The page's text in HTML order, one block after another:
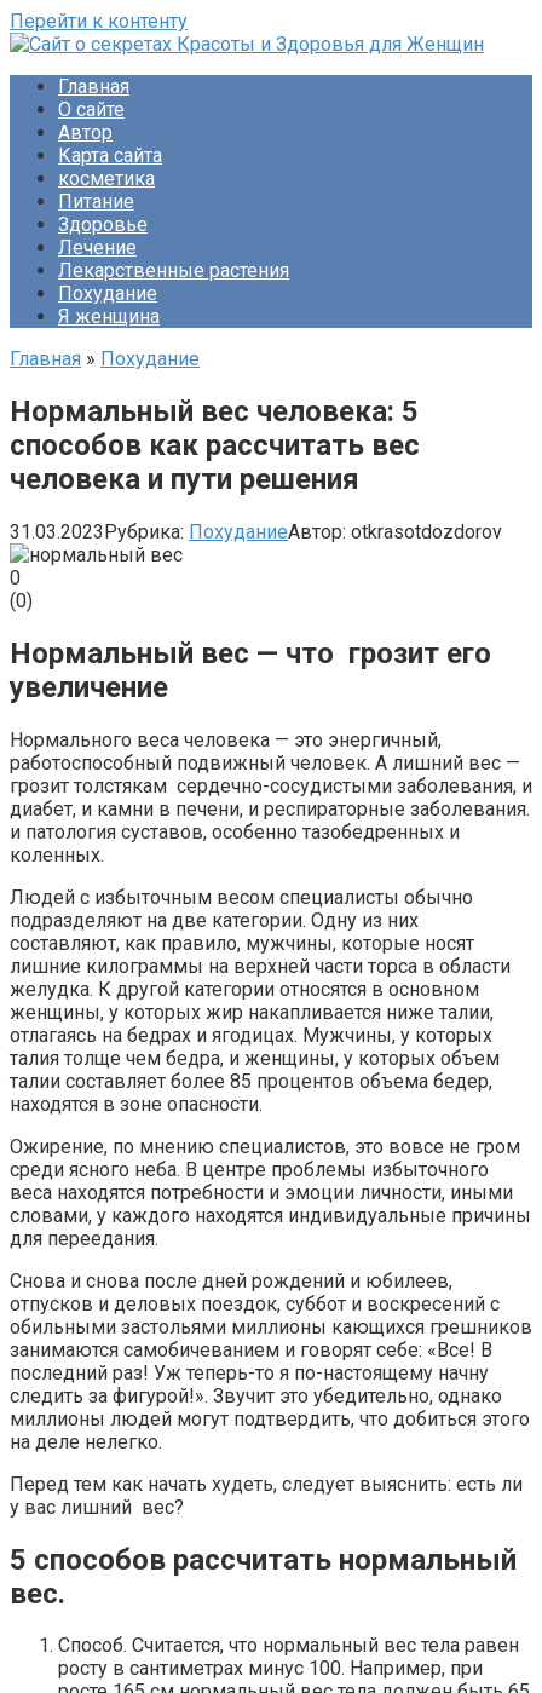
Перейти к контенту
Раскройте тайны ухода за собой, питания и народной
медицины. Советы по похудению и обретению женского
счастья. Будьте прекрасны!
Главная
О сайте
Автор
Карта сайта
косметика
Питание
Здоровье
Лечение
Лекарственные растения
Похудание
Я женщина
Главная » Похудание
Нормальный вес человека: 5
способов как рассчитать вес
человека и пути решения
31.03.2023Рубрика: ПохуданиеАвтор: otkrasotdozdorov
0
(0)
Нормальный вес — что грозит его
увеличение
Нормального веса человека — это энергичный,
работоспособный подвижный человек. А лишний вес —
грозит толстякам сердечно-сосудистыми заболевания, и
диабет, и камни в печени, и респираторные заболевания.
и патология суставов, особенно тазобедренных и
коленных.
Людей с избыточным весом специалисты обычно
подразделяют на две категории. Одну из них
составляют, как правило, мужчины, которые носят
лишние килограммы на верхней части торса в области
желудка. К другой категории относятся в основном
женщины, у которых жир накапливается ниже талии,
отлагаясь на бедрах и ягодицах. Мужчины, у которых
талия толще чем бедра, и женщины, у которых объем
талии составляет более 85 процентов объема бедер,
находятся в зоне опасности.
Ожирение, по мнению специалистов, это вовсе не гром
среди ясного неба. В центре проблемы избыточного
веса находятся потребности и эмоции личности, иными
словами, у каждого находятся индивидуальные причины
для переедания.
Снова и снова после дней рождений и юбилеев,
отпусков и деловых поездок, суббот и воскресений с
обильными застольями миллионы кающихся грешников
занимаются самобичеванием и говорят себе: «Все! В
последний раз! Уж теперь-то я по-настоящему начну
следить за фигурой!». Звучит это убедительно, однако
миллионы людей могут подтвердить, что добиться этого
на деле нелегко.
Перед тем как начать худеть, следует выяснить: есть ли
у вас лишний вес?
5 способов рассчитать нормальный
вес.
Способ. Считается, что нормальный вес тела равен
росту в сантиметрах минус 100. Например, при